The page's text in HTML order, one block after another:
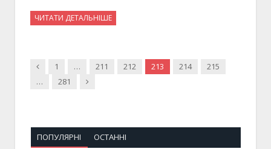
ЧИТАТИ ДЕТАЛЬНІШЕ
Previous
1 … 211 212 213 214
215
…
281 Next
ПОПУЛЯРНІ ОСТАННІ